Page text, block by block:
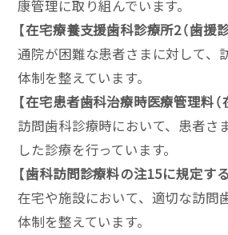
康管理に取り組んでいます。
【在宅療養支援歯科診療所2（歯援診
通院が困難な患者さまに対して、
体制を整えています。
【在宅患者歯科治療時医療管理料（
訪問歯科診療時において、患者さ
した診療を行っています。
【歯科訪問診療料の注15に規定する
在宅や施設において、適切な訪問
体制を整えています。